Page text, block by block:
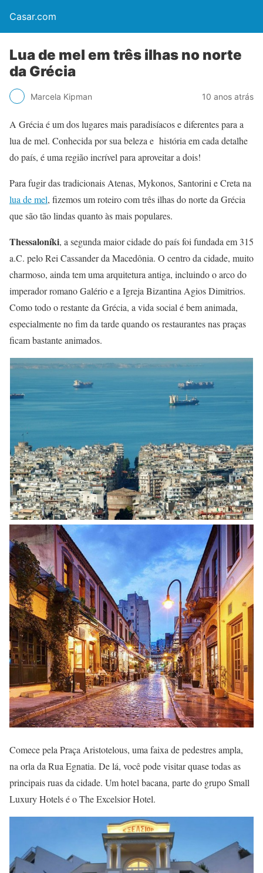
Casar.com
Lua de mel em três ilhas no norte
da Grécia
Marcela Kipman 10 anos atrás
A Grécia é um dos lugares mais paradisíacos e diferentes para a
lua de mel. Conhecida por sua beleza e história em cada detalhe
do país, é uma região incrível para aproveitar a dois!
Para fugir das tradicionais Atenas, Mykonos, Santorini e Creta na
lua de mel, fizemos um roteiro com três ilhas do norte da Grécia
que são tão lindas quanto às mais populares.
Thessaloníki, a segunda maior cidade do país foi fundada em 315
a.C. pelo Rei Cassander da Macedônia. O centro da cidade, muito
charmoso, ainda tem uma arquitetura antiga, incluindo o arco do
imperador romano Galério e a Igreja Bizantina Agios Dimitrios.
Como todo o restante da Grécia, a vida social é bem animada,
especialmente no fim da tarde quando os restaurantes nas praças
ficam bastante animados.
Comece pela Praça Aristotelous, uma faixa de pedestres ampla,
na orla da Rua Egnatia. De lá, você pode visitar quase todas as
principais ruas da cidade. Um hotel bacana, parte do grupo Small
Luxury Hotels é o The Excelsior Hotel.